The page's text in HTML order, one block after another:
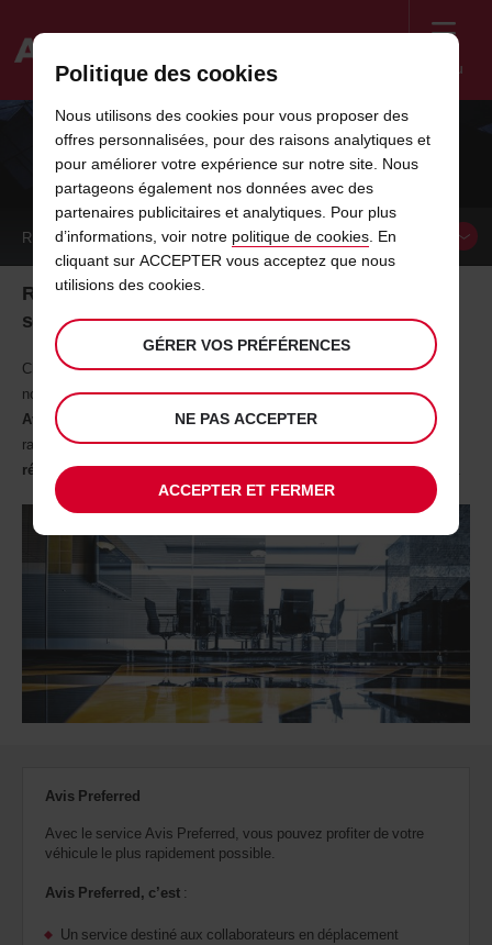
Menu
Welcome
NOS SERVICES ENTREPRISES
RÉSERVER UNVÉHICULE
Rapidité, simplicité, transparence... Découvrez nos
services
Chez Avis, nous savons que chaque minute compte, c’est pourquoi
nous avons conçu pour les entreprises un service sur mesure avec
Avis Preferred
(votre voiture est mise à votre disposition le plus
rapidement possible), unaccueil personnalisé, unoutil de
réservation adaptéà vos besoins et unelarge gamme de véhicules
Avis Preferred
Avec le service Avis Preferred, vous pouvez profiter de votre
véhicule le plus rapidement possible.
Avis Preferred, c’est :
Un service destiné aux collaborateurs en déplacement
Politique des cookies
Nous utilisons des cookies pour vous proposer des
offres personnalisées, pour des raisons analytiques et
pour améliorer votre expérience sur notre site. Nous
partageons également nos données avec des
partenaires publicitaires et analytiques. Pour plus
d’informations, voir notre politique de cookies. En
cliquant sur ACCEPTER vous acceptez que nous
utilisions des cookies.
GÉRER VOS PRÉFÉRENCES
NE PAS ACCEPTER
ACCEPTER ET FERMER